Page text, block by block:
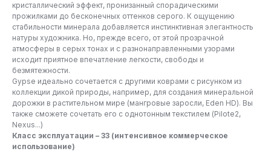
кристаллический эффект, пронизанный спорадическими
прожилками до бесконечных оттенков серого. К ощущению
стабильности минерала добавляется инстинктивная элегантность
натуры художника. Но, прежде всего, от этой прозрачной
атмосферы в серых тонах и с разнонаправленными узорами
исходит приятное впечатление легкости, свободы и
безмятежности.
Gypse идеально сочетается с другими коврами с рисунком из
коллекции дикой природы, например, для создания минеральной
дорожки в растительном мире (мангровые заросли, Eden HD). Вы
также сможете сочетать его с однотонным текстилем (Pilote2,
Nexus...)
Класс эксплуатации – 33 (интенсивное коммерческое
использование)